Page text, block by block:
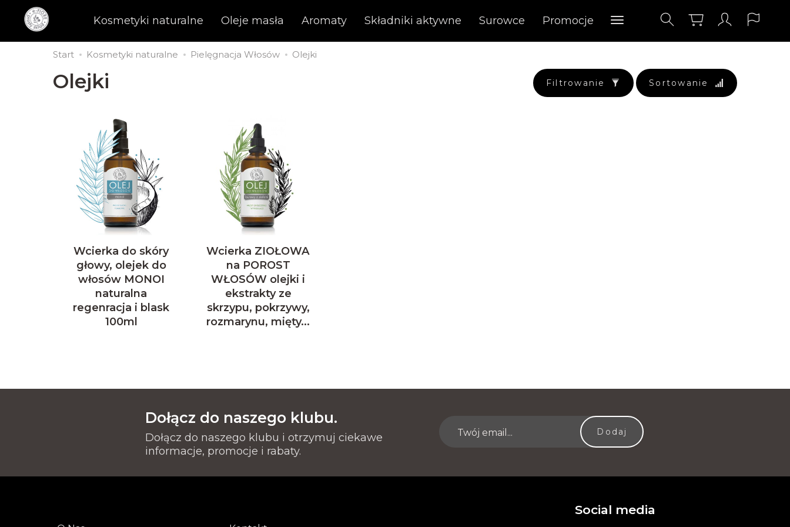
Kosmetyki naturalne Oleje masła Aromaty Składniki aktywne Surowce Promocje
Start Kosmetyki naturalne Pielęgnacja Włosów Olejki
Olejki Filtrowanie Sortowanie
Wcierka do skóry
głowy, olejek do
włosów MONOI
naturalna
regenracja i blask
100ml
Wcierka ZIOŁOWA
na POROST
WŁOSÓW olejki i
ekstrakty ze
skrzypu, pokrzywy,
rozmarynu, mięty...
Dołącz do naszego klubu.
Dołącz do naszego klubu i otrzymuj ciekawe
informacje, promocje i rabaty.
Social media